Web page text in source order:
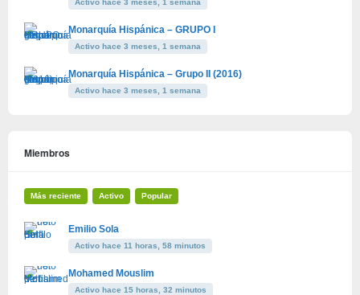
Monarquía Hispánica – GRUPO I
Activo hace 3 meses, 1 semana
Monarquía Hispánica – Grupo II (2016)
Activo hace 3 meses, 1 semana
Miembros
Más reciente Activo Popular
Emilio Sola
Activo hace 11 horas, 58 minutos
Mohamed Mouslim
Activo hace 15 horas, 32 minutos